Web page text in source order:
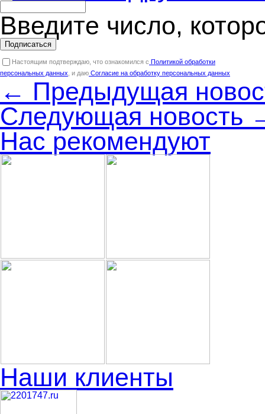
Введите число,
Подписаться
Настоящим подтверждаю, что ознакомился с Политикой обработки
персональных данных , и даю Согласие на обработку персональных данных
← Предыдущая
Следующая новость
Нас рекомендуют
Наши клиенты